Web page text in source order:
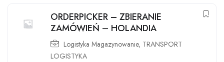
ORDERPICKER – ZBIERANIE
ZAMÓWIEŃ – HOLANDIA
Logistyka Magazynowanie, TRANSPORT
LOGISTYKA